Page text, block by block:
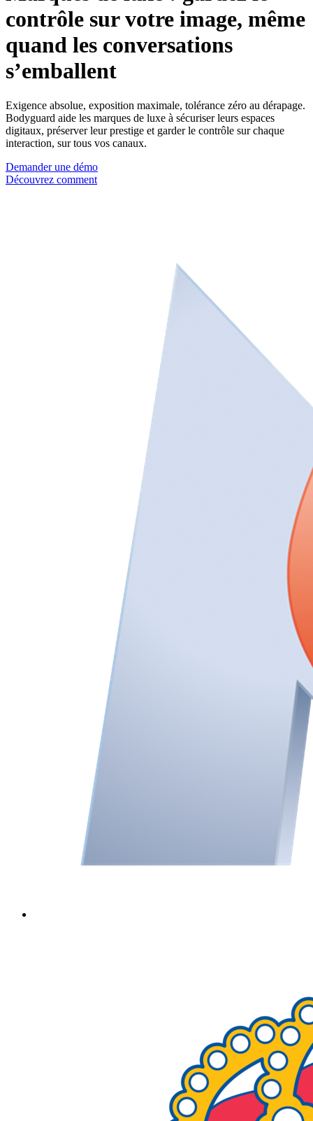
contrôle sur votre image, même
quand les conversations
s’emballent
Exigence absolue, exposition maximale, tolérance zéro au dérapage.
Bodyguard aide les marques de luxe à sécuriser leurs espaces
digitaux, préserver leur prestige et garder le contrôle sur chaque
interaction, sur tous vos canaux.
Demander une démo
Découvrez comment